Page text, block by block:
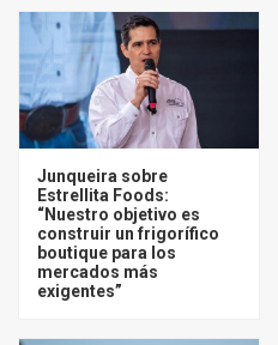
Junqueira sobre
Estrellita Foods:
“Nuestro objetivo es
construir un frigorífico
boutique para los
mercados más
exigentes”